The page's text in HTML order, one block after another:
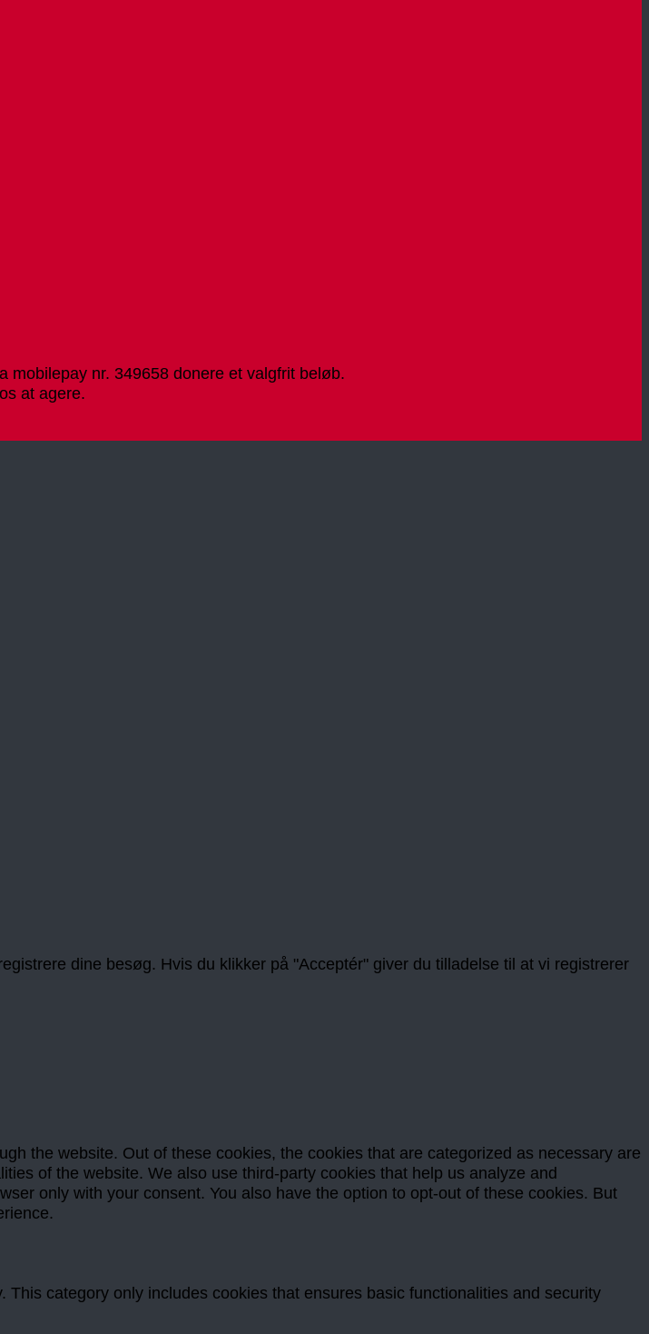
nr. 349658 donere et valgfrit beløb.
at agere.
dine besøg. Hvis du klikker på "Acceptér" giver du tilladelse til at vi registrerer
the website. Out of these cookies, the cookies that are categorized as necessary are
of the website. We also use third-party cookies that help us analyze and
only with your consent. You also have the option to opt-out of these cookies. But
category only includes cookies that ensures basic functionalities and security